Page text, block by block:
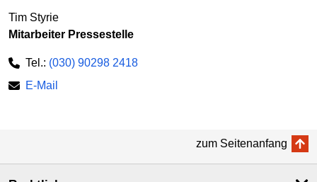
Tim Styrie
Mitarbeiter Pressestelle
Tel.: (030) 90298 2418
E-Mail
zum Seitenanfang